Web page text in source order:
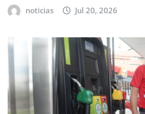
noticias Jul 20, 2026